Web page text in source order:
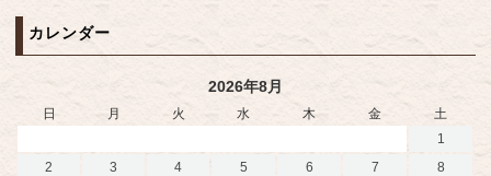
カレンダー
2026年8月
日 月 火 水 木 金
土
1
2
3 4 5 6 7
8